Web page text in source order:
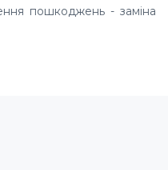
пошкоджень - заміна